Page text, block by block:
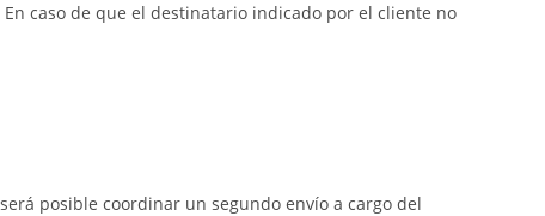
caso de que el destinatario indicado por el cliente no
posible coordinar un segundo envío a cargo del